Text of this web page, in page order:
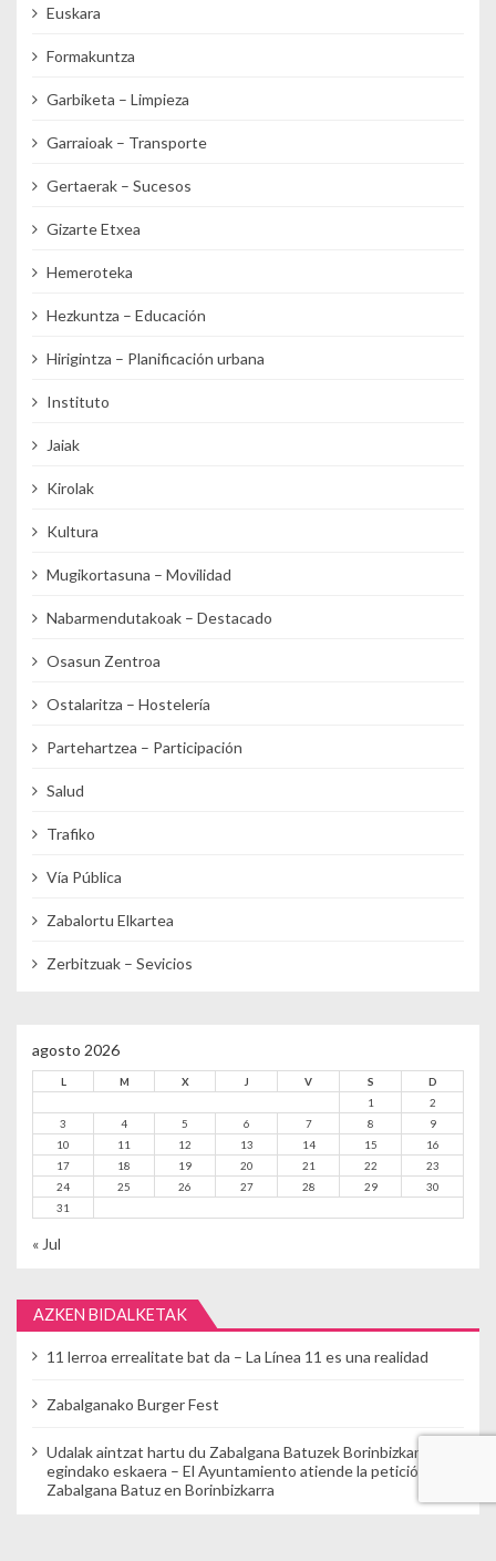
Euskara
Formakuntza
Garbiketa – Limpieza
Garraioak – Transporte
Gertaerak – Sucesos
Gizarte Etxea
Hemeroteka
Hezkuntza – Educación
Hirigintza – Planificación urbana
Instituto
Jaiak
Kirolak
Kultura
Mugikortasuna – Movilidad
Nabarmendutakoak – Destacado
Osasun Zentroa
Ostalaritza – Hostelería
Partehartzea – Participación
Salud
Trafiko
Vía Pública
Zabalortu Elkartea
Zerbitzuak – Sevicios
agosto 2026
L M X J V S
D
1
2
3
4 5 6 7 8
9
10
11 12 13 14 15
16
17
18 19 20 21 22
23
24
25 26 27 28 29
30
31
« Jul
AZKEN BIDALKETAK
11 lerroa errealitate bat da – La Línea 11 es una realidad
Zabalganako Burger Fest
Udalak aintzat hartu du Zabalgana Batuzek Borinbizkarran
egindako eskaera – El Ayuntamiento atiende la petición de
Zabalgana Batuz en Borinbizkarra